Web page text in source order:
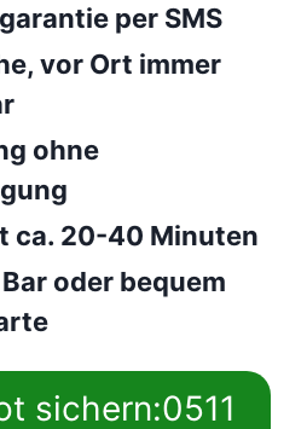
per SMS
vor Ort immer
ohne
ca. 20-40 Minuten
oder bequem
sichern:0511